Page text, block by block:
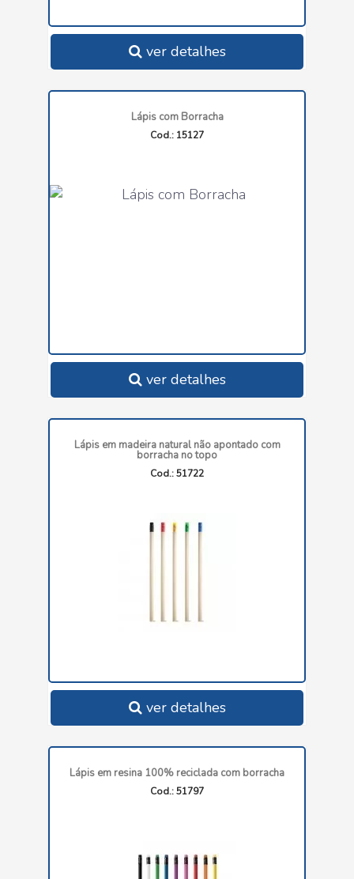
ver detalhes
Lápis com Borracha
Cod.: 15127
ver detalhes
Lápis em madeira natural não apontado com
borracha no topo
Cod.: 51722
ver detalhes
Lápis em resina 100% reciclada com borracha
Cod.: 51797